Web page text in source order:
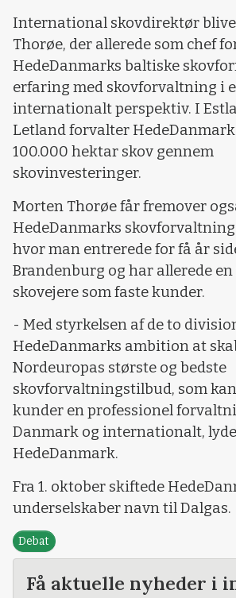
International skovdirektør
Thorøe, der allerede som chef
HedeDanmarks baltiske
erfaring med skovforvaltning i
internationalt perspektiv. I
Letland forvalter
100.000 hektar skov gennem
skovinvesteringer.
Morten Thorøe får fremover
HedeDanmarks
hvor man entrerede for få år
Brandenburg og har allerede
skovejere som faste kunder.
- Med styrkelsen af de to
HedeDanmarks ambition at
Nordeuropas største og bedste
skovforvaltningstilbud, som
kunder en professionel
Danmark og internationalt,
HedeDanmark.
Fra 1. oktober skiftede
underselskaber navn til Dalgas.
Debat
Få aktuelle nyheder i